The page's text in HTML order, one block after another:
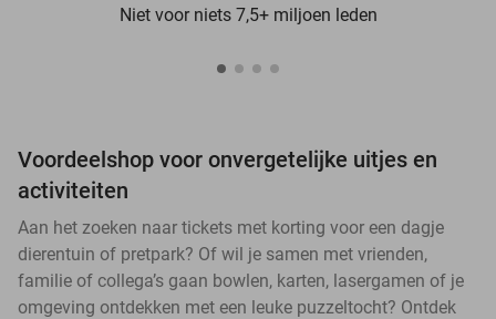
Niet voor niets 7,5+ miljoen leden
Voordeelshop voor onvergetelijke uitjes en
activiteiten
Aan het zoeken naar tickets met korting voor een dagje
dierentuin of pretpark? Of wil je samen met vrienden,
familie of collega’s gaan bowlen, karten, lasergamen of je
omgeving ontdekken met een leuke puzzeltocht? Ontdek